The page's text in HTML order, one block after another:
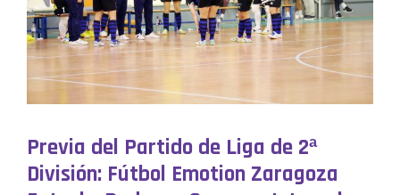
Previa del Partido de Liga de 2ª
División: Fútbol Emotion Zaragoza